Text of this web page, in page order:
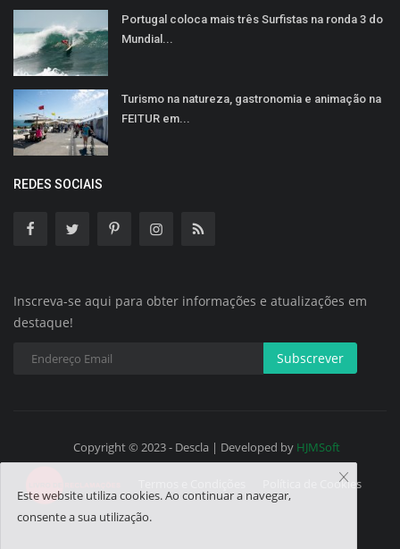
Portugal coloca mais três Surfistas na ronda 3 do
Mundial...
Turismo na natureza, gastronomia e animação na
FEITUR em...
REDES SOCIAIS
Inscreva-se aqui para obter informações e atualizações em
destaque!
Subscrever
Copyright © 2023 - Descla | Developed by HJMSoft
Política de Cookies
Este website utiliza cookies. Ao continuar a navegar,
consente a sua utilização.